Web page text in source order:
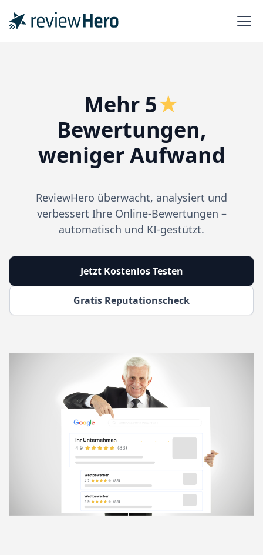
Mehr 5★
Bewertungen,
weniger Aufwand
ReviewHero überwacht, analysiert und
verbessert Ihre Online-Bewertungen –
automatisch und KI-gestützt.
Gratis Reputationscheck
Jetzt Kostenlos Testen